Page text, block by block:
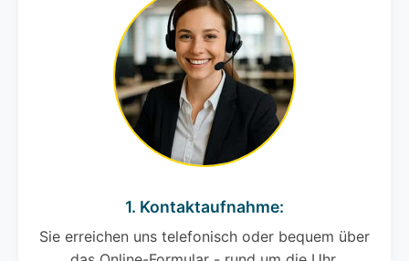
1. Kontaktaufnahme:
Sie erreichen uns telefonisch oder bequem über